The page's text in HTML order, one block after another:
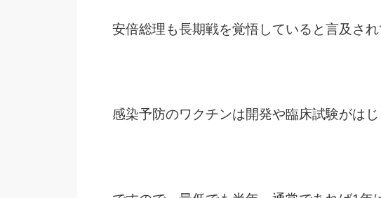
安倍総理も長期戦を覚悟していると言及され
感染予防のワクチンは開発や臨床試験がはじ